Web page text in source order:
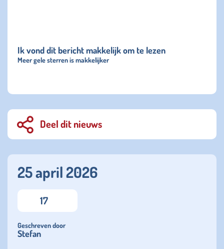
Ik vond dit bericht makkelijk om te lezen
Meer gele sterren is makkelijker
Deel dit nieuws
25 april 2026
17
Geschreven door
Stefan